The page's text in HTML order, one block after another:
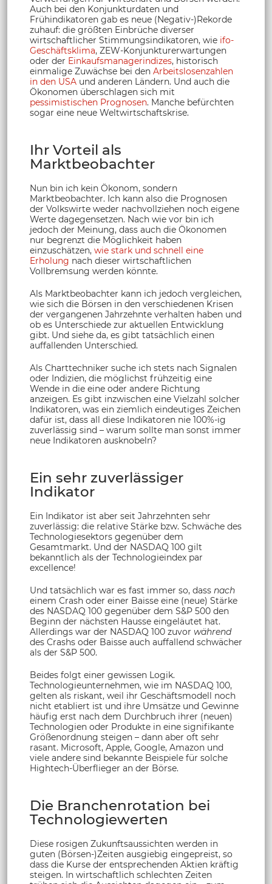
Auch bei den Konjunkturdaten und
Frühindikatoren gab es neue (Negativ-)Rekorde
zuhauf: die größten Einbrüche diverser
wirtschaftlicher Stimmungsindikatoren, wie ifo-
Geschäftsklima, ZEW-Konjunkturerwartungen
oder der Einkaufsmanagerindizes, historisch
einmalige Zuwächse bei den Arbeitslosenzahlen
in den USA und anderen Ländern. Und auch die
Ökonomen überschlagen sich mit
pessimistischen Prognosen. Manche befürchten
sogar eine neue Weltwirtschaftskrise.
Ihr Vorteil als
Marktbeobachter
Nun bin ich kein Ökonom, sondern
Marktbeobachter. Ich kann also die Prognosen
der Volkswirte weder nachvollziehen noch eigene
Werte dagegensetzen. Nach wie vor bin ich
jedoch der Meinung, dass auch die Ökonomen
nur begrenzt die Möglichkeit haben
einzuschätzen, wie stark und schnell eine
Erholung nach dieser wirtschaftlichen
Vollbremsung werden könnte.
Als Marktbeobachter kann ich jedoch vergleichen,
wie sich die Börsen in den verschiedenen Krisen
der vergangenen Jahrzehnte verhalten haben und
ob es Unterschiede zur aktuellen Entwicklung
gibt. Und siehe da, es gibt tatsächlich einen
auffallenden Unterschied.
Als Charttechniker suche ich stets nach Signalen
oder Indizien, die möglichst frühzeitig eine
Wende in die eine oder andere Richtung
anzeigen. Es gibt inzwischen eine Vielzahl solcher
Indikatoren, was ein ziemlich eindeutiges Zeichen
dafür ist, dass all diese Indikatoren nie 100%-ig
zuverlässig sind – warum sollte man sonst immer
neue Indikatoren ausknobeln?
Ein sehr zuverlässiger
Indikator
Ein Indikator ist aber seit Jahrzehnten sehr
zuverlässig: die relative Stärke bzw. Schwäche des
Technologiesektors gegenüber dem
Gesamtmarkt. Und der NASDAQ 100 gilt
bekanntlich als der Technologieindex par
excellence!
Und tatsächlich war es fast immer so, dass nach
einem Crash oder einer Baisse eine (neue) Stärke
des NASDAQ 100 gegenüber dem S&P 500 den
Beginn der nächsten Hausse eingeläutet hat.
Allerdings war der NASDAQ 100 zuvor während
des Crashs oder Baisse auch auffallend schwächer
als der S&P 500.
Beides folgt einer gewissen Logik.
Technologieunternehmen, wie im NASDAQ 100,
gelten als riskant, weil ihr Geschäftsmodell noch
nicht etabliert ist und ihre Umsätze und Gewinne
häufig erst nach dem Durchbruch ihrer (neuen)
Technologien oder Produkte in eine signifikante
Größenordnung steigen – dann aber oft sehr
rasant. Microsoft, Apple, Google, Amazon und
viele andere sind bekannte Beispiele für solche
Hightech-Überflieger an der Börse.
Die Branchenrotation bei
Technologiewerten
Diese rosigen Zukunftsaussichten werden in
guten (Börsen-)Zeiten ausgiebig eingepreist, so
dass die Kurse der entsprechenden Aktien kräftig
steigen. In wirtschaftlich schlechten Zeiten